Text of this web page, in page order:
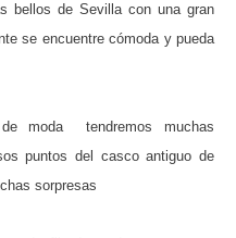
bellos de Sevilla con una gran
se encuentre cómoda y pueda
moda tendremos muchas
puntos del casco antiguo de
sorpresas